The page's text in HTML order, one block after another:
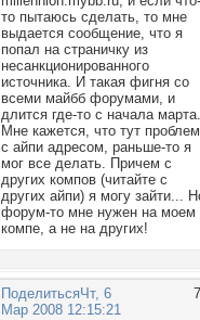
то пытаюсь сделать, то мне
выдается сообщение, что я
попал на страничку из
несанкционированного
источника. И такая фигня со
всеми майбб форумами, и
длится где-то с начала
Мне кажется, что тут
с айпи адресом, раньше-то я
мог все делать. Причем с
других компов (читайте с
других айпи) я могу зайти...
форум-то мне нужен на моем
компе, а не на других!
Поделиться 7
Чт, 6
Мар 2008 12:15:21